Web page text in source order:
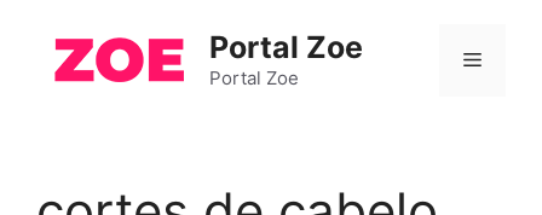
Portal Zoe
Portal Zoe
Menu